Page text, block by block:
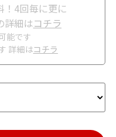
！4回毎に更に
詳細はコチラ
能です
詳細はコチラ